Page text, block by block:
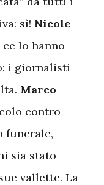
sì! Nicole
lo hanno
i giornalisti
Marco
contro
funerale,
sia stato
vallette. La